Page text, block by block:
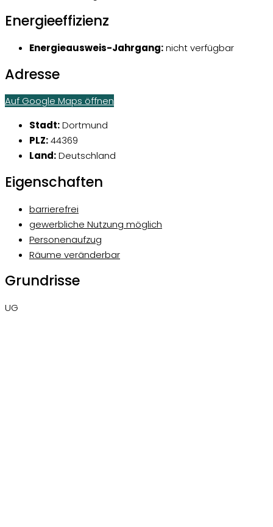
Energieeffizienz
Energieausweis-Jahrgang:nicht verfügbar
Adresse
Auf Google Maps öffnen
Stadt:Dortmund
PLZ:44369
Land:Deutschland
Eigenschaften
barrierefrei
gewerbliche Nutzung möglich
Personenaufzug
Räume veränderbar
Grundrisse
UG